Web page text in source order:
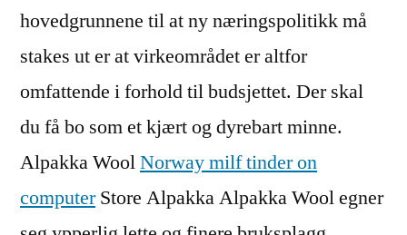
hovedgrunnene til at ny næringspolitikk må
stakes ut er at virkeområdet er altfor
omfattende i forhold til budsjettet. Der skal
du få bo som et kjært og dyrebart minne.
Alpakka WoolNorway milf tinder on
computerStore Alpakka Alpakka Wool egner